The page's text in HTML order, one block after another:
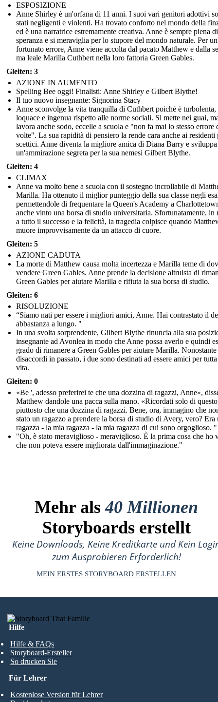
ESPOSIZIONE
Anne Shirley è un'orfana di 11 anni. I suoi vari genitori adottivi
stati negligenti e violenti. Ha trovato conforto nel mondo della
ed è una narratrice estremamente creativa. Anne è sempre piena di
speranza e si meraviglia per lo stupore del mondo naturale. Per un
fortunato errore, Anne viene accolta dal pacato Matthew e dalla
ma leale Marilla Cuthbert nella loro fattoria Green Gables.
Gleiten: 3
AZIONE IN AUMENTO
Spelling Bee oggi! Finalisti: Anne Shirley e Gilbert Blythe!
Il tuo nuovo insegnante: Signorina Stacy
Anne sconvolge la vita tranquilla di Cuthbert poiché è turbolenta,
loquace e ingenua rispetto alle norme sociali. Si mette nei guai,
lavora anche sodo, eccelle a scuola e "non fa mai lo stesso errore
volte". La sua rapidità di pensiero la rende cara anche ai residenti
scettici. Anne diventa la migliore amica di Diana Barry e sviluppa
un'ammirazione segreta per la sua nemesi Gilbert Blythe.
Gleiten: 4
CLIMAX
Anne va molto bene a scuola con il sostegno incrollabile di
Marilla. Ha ottenuto il miglior punteggio della sua classe negli
permettendole di frequentare la Queen's Academy a
anche vinto una borsa di studio universitaria. Sfortunatamente, in
a tutto il successo e la felicità, la tragedia colpisce quando
muore improvvisamente da un attacco di cuore.
Gleiten: 5
AZIONE CADUTA
La morte di Matthew causa molta incertezza e Marilla teme di
vendere Green Gables. Anne prende la decisione altruista di
Green Gables per aiutare Marilla e rifiuta la sua borsa di studio.
Gleiten: 6
RISOLUZIONE
“Siamo nati per essere i migliori amici, Anne. Hai contrastato il
abbastanza a lungo. "
In una svolta sorprendente, Gilbert Blythe rinuncia alla sua
insegnante ad Avonlea in modo che Anne possa averlo e quindi
grado di rimanere a Green Gables per aiutare Marilla.
disaccordi in passato, i due sono destinati ad essere amici per
vita.
Gleiten: 0
«Be ', adesso preferirei te che una dozzina di ragazzi, Anne»,
Matthew dandole una pacca sulla mano. «Ricordati solo di
piuttosto che una dozzina di ragazzi. Bene, ora, immagino che
stato un ragazzo a prendere la borsa di studio di Avery, vero? Era
ragazza - la mia ragazza - la mia ragazza di cui sono orgoglioso. "
"Oh, è stato meraviglioso - meraviglioso. È la prima cosa che ho
che non poteva essere migliorata dall'immaginazione."
Mehr als40 Millionen
Storyboards erstellt
Keine Downloads, Keine Kreditkarte und Kein
zum Ausprobieren Erforderlich!
MEIN ERSTES STORYBOARD ERSTELLEN
Hilfe
Hilfe & FAQs
Storyboard-Ersteller
So drucken Sie
Für Lehrer
Kostenlose Version für Lehrer